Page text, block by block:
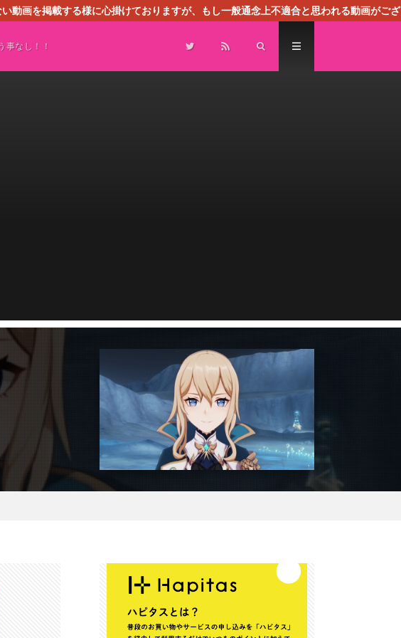
動画を掲載する様に心掛けておりますが、もし一般通念上不適合と思われる動画がござ
事なし！！